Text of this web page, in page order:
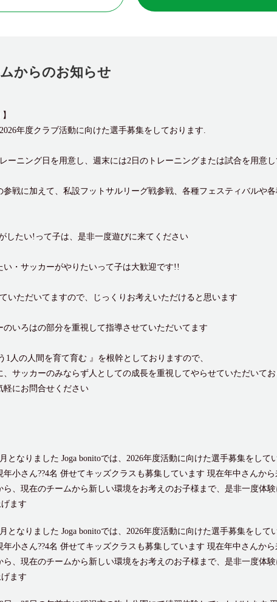
からのお知らせ
年度クラブ活動に向けた選手募集をしております.
ーニング日を用意し、週末には2日のトレーニングまたは試合を用意
戦に加えて、私設フットサルリーグ戦参戦、各種フェスティバルや
したい!って子は、是非一度遊びに来てください
い・サッカーがやりたいって子は大歓迎です!!
いただいてますので、じっくりお考えいただけると思います
いろはの部分を重視して指導させていただいてます
1人の人間を育て育む 』を根幹としておりますので、
サッカーのみならず人としての成長を重視してやらせていただいて
軽にお問合せください
となりました Joga bonitoでは、2026年度活動に向けた選手募集をして
年小さん??4名 併せてキッズクラスも募集しています 現在年中さんか
ら、現在のチームから新しい環境をお考えのお子様まで、是非一度体
ます
となりました Joga bonitoでは、2026年度活動に向けた選手募集をして
年小さん??4名 併せてキッズクラスも募集しています 現在年中さんか
ら、現在のチームから新しい環境をお考えのお子様まで、是非一度体
ます